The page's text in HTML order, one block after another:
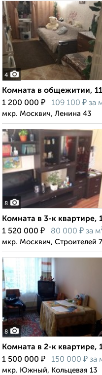
4
Комната в общежитии,
1 200 000 ₽ 109 100 ₽ за
мкр. Москвич, Ленина 43
8
Комната в 3-к квартире,
1 520 000 ₽ 80 000 ₽ за
мкр. Москвич, Строителей 7
8
Комната в 2-к квартире,
1 500 000 ₽ 150 000 ₽ за
мкр. Южный, Кольцевая 13